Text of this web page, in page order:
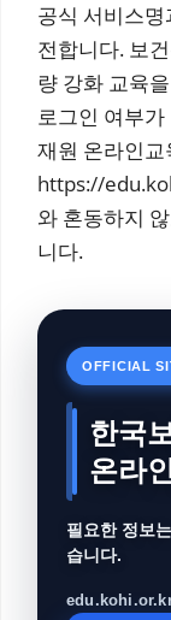
공식 서비스
전합니다. 보
량 강화 교육
로그인 여부
재원 온라인
https://
와 혼동하지
니다.
OFFICIAL
한국
온라
필요한 정보
습니다.